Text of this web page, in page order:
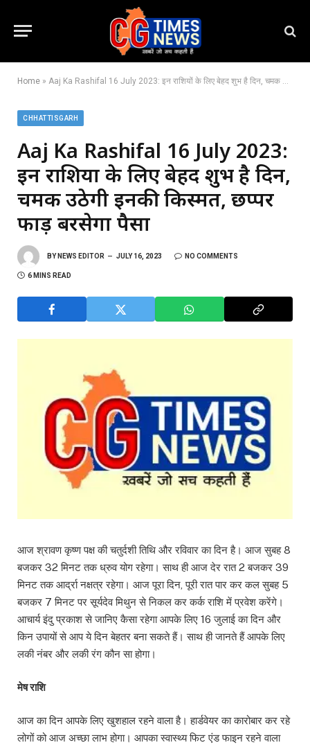
Home » Aaj Ka Rashifal 16 July 2023: इन राशियों के लिए बेहद शुभ है दिन, चमक उठेगी इनकी किस्मत, छप्पर फाड़ बरसेगा पैसा
CHHATTISGARH
Aaj Ka Rashifal 16 July 2023:
इन राशियों के लिए बेहद शुभ है दिन,
चमक उठेगी इनकी किस्मत, छप्पर
फाड़ बरसेगा पैसा
BY NEWS EDITOR JULY 16, 2023 NO COMMENTS
6 MINS READ
आज श्रावण कृष्ण पक्ष की चतुर्दशी तिथि और रविवार का दिन है। आज सुबह 8
बजकर 32 मिनट तक ध्रुव योग रहेगा। साथ ही आज देर रात 2 बजकर 39
मिनट तक आर्द्रा नक्षत्र रहेगा। आज पूरा दिन, पूरी रात पार कर कल सुबह 5
बजकर 7 मिनट पर सूर्यदेव मिथुन से निकल कर कर्क राशि में प्रवेश करेंगे।
आचार्य इंदु प्रकाश से जानिए कैसा रहेगा आपके लिए 16 जुलाई का दिन और
किन उपायों से आप ये दिन बेहतर बना सकते हैं। साथ ही जानते हैं आपके लिए
लकी नंबर और लकी रंग कौन सा होगा।
मेष राशि
आज का दिन आपके लिए खुशहाल रहने वाला है। हार्डवेयर का कारोबार कर रहे
लोगों को आज अच्छा लाभ होगा। आपका स्वास्थ्य फिट एंड फाइन रहने वाला